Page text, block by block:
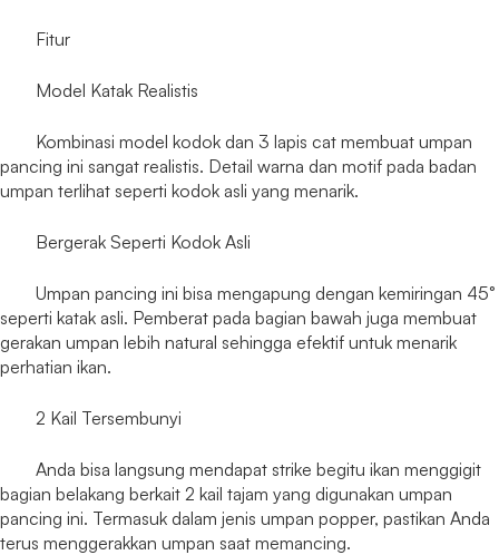
Fitur
Model Katak Realistis
Kombinasi model kodok dan 3 lapis cat membuat umpan
pancing ini sangat realistis. Detail warna dan motif pada badan
umpan terlihat seperti kodok asli yang menarik.
Bergerak Seperti Kodok Asli
Umpan pancing ini bisa mengapung dengan kemiringan 45°
seperti katak asli. Pemberat pada bagian bawah juga membuat
gerakan umpan lebih natural sehingga efektif untuk menarik
perhatian ikan.
2 Kail Tersembunyi
Anda bisa langsung mendapat strike begitu ikan menggigit
bagian belakang berkait 2 kail tajam yang digunakan umpan
pancing ini. Termasuk dalam jenis umpan popper, pastikan Anda
terus menggerakkan umpan saat memancing.